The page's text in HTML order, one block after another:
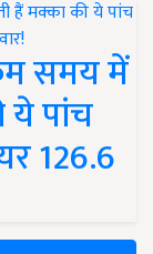
समय में
ये पांच
126.6